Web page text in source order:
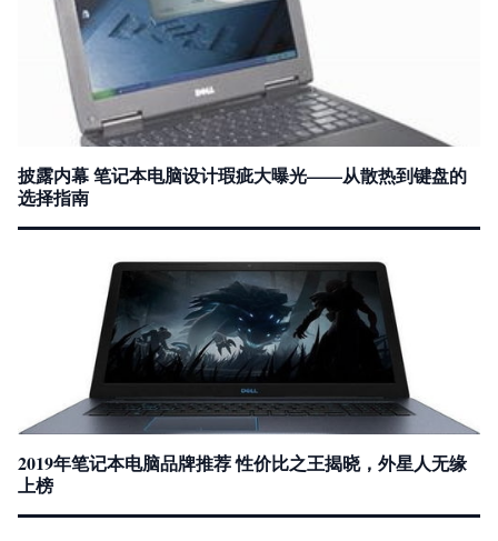
披露内幕 笔记本电脑设计瑕疵大曝光——从散热到键盘的
选择指南
2019年笔记本电脑品牌推荐 性价比之王揭晓，外星人无缘
上榜